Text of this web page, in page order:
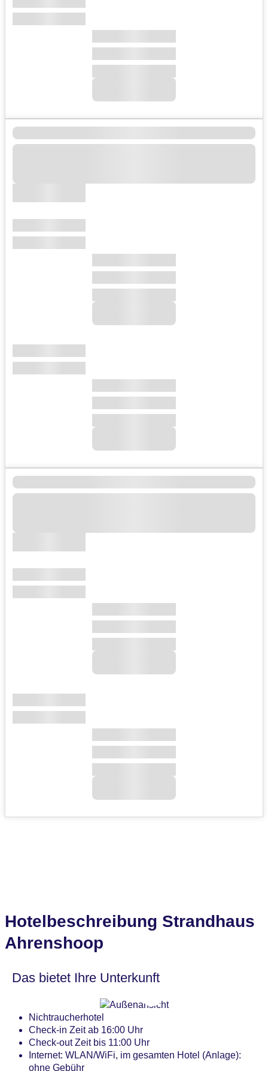
Hotelbeschreibung Strandhaus
Ahrenshoop
Das bietet Ihre Unterkunft
Nichtraucherhotel
Check-in Zeit ab 16:00 Uhr
Check-out Zeit bis 11:00 Uhr
Internet: WLAN/WiFi, im gesamten Hotel (Anlage):
ohne Gebühr